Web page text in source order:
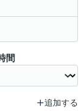
間
追加する